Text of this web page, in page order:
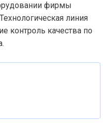
фирмы
линия
контроль качества по